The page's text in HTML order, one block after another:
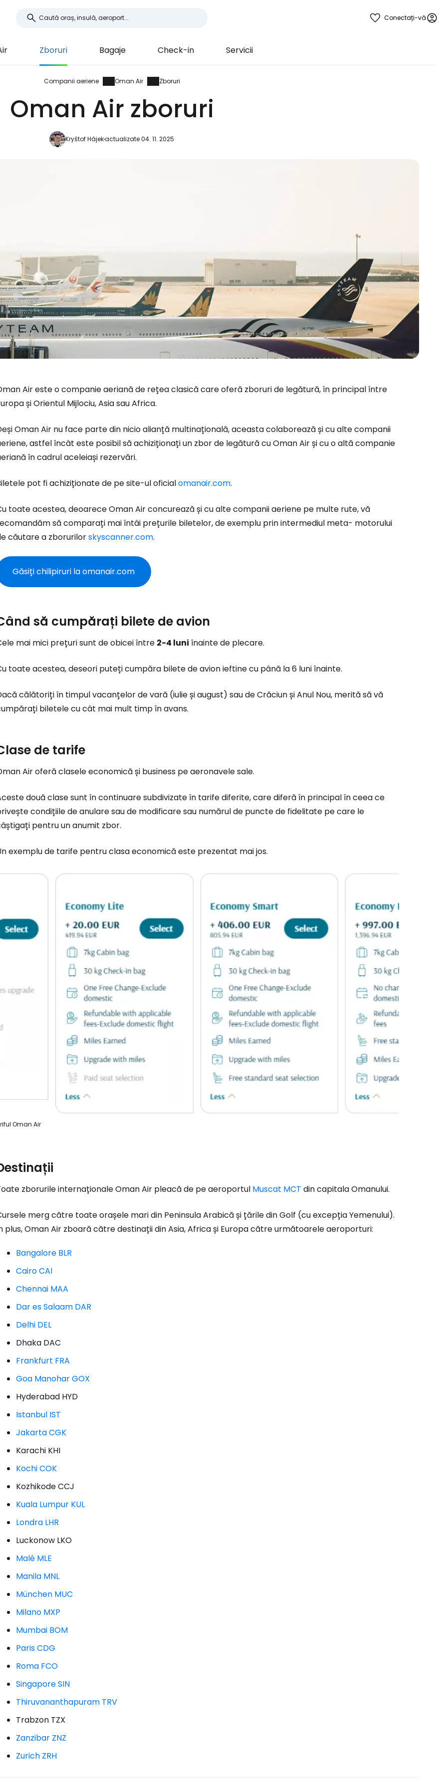
Conectați-vă
Zboruri Bagaje Check-in Servicii
Companii aeriene Oman Air Zboruri
Oman Air zboruri
Kryštof Hájekactualizate 04. 11. 2025
Air este o companie aeriană de rețea clasică care oferă zboruri de legătură, în principal între
și Orientul Mijlociu, Asia sau Africa.
Oman Air nu face parte din nicio alianță multinațională, aceasta colaborează și cu alte companii
astfel încât este posibil să achiziționați un zbor de legătură cu Oman Air și cu o altă companie
în cadrul aceleiași rezervări.
pot fi achiziționate de pe site-ul oficialomanair.com.
toate acestea, deoarece Oman Air concurează și cu alte companii aeriene pe multe rute, vă
să comparați mai întâi prețurile biletelor, de exemplu prin intermediul meta- motorului
căutare a zborurilorskyscanner.com.
Găsiți chilipiruri la omanair.com
să cumpărați bilete de avion
mai mici prețuri sunt de obicei între 2-4 luni înainte de plecare.
toate acestea, deseori puteți cumpăra bilete de avion ieftine cu până la 6 luni înainte.
călătoriți în timpul vacanțelor de vară (iulie și august) sau de Crăciun și Anul Nou, merită să vă
biletele cu cât mai mult timp în avans.
de tarife
Air oferă clasele economică și business pe aeronavele sale.
două clase sunt în continuare subdivizate în tarife diferite, care diferă în principal în ceea ce
condițiile de anulare sau de modificare sau numărul de puncte de fidelitate pe care le
pentru un anumit zbor.
exemplu de tarife pentru clasa economică este prezentat mai jos.
Oman Air
zborurile internaționale Oman Air pleacă de pe aeroportul Muscat MCT din capitala Omanului.
merg către toate orașele mari din Peninsula Arabică și țările din Golf (cu excepția Yemenului).
plus, Oman Air zboară către destinații din Asia, Africa și Europa către următoarele aeroporturi:
Bangalore BLR
Cairo CAI
Chennai MAA
Dar es Salaam DAR
Delhi DEL
Dhaka DAC
Frankfurt FRA
Goa Manohar GOX
Hyderabad HYD
Istanbul IST
Jakarta CGK
Karachi KHI
Kochi COK
Kozhikode CCJ
Kuala Lumpur KUL
Londra LHR
Luckonow LKO
Malé MLE
Manila MNL
München MUC
Milano MXP
Mumbai BOM
Paris CDG
Roma FCO
Singapore SIN
Thiruvananthapuram TRV
Trabzon TZX
Zanzibar ZNZ
Zurich ZRH
Conectați-vă la Cestee
... comunitatea mondială a călătorilor
Continuați cu Google
Continuați cu Facebook
Continuați cu e-mailul